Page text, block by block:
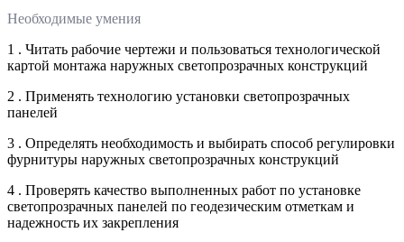
Необходимые умения
1 . Читать рабочие чертежи и пользоваться технологической
картой монтажа наружных светопрозрачных конструкций
2 . Применять технологию установки светопрозрачных
панелей
3 . Определять необходимость и выбирать способ регулировки
фурнитуры наружных светопрозрачных конструкций
4 . Проверять качество выполненных работ по установке
светопрозрачных панелей по геодезическим отметкам и
надежность их закрепления